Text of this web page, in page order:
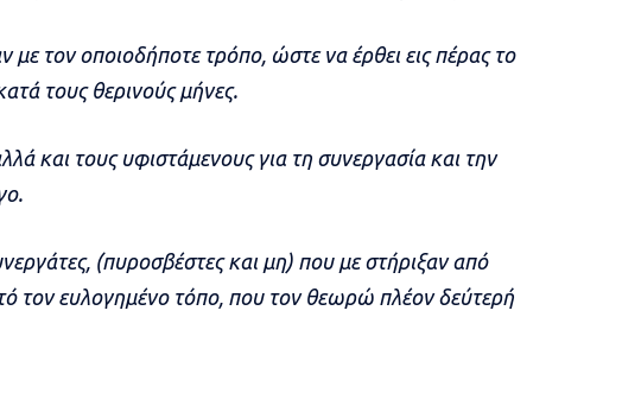
τον οποιοδήποτε τρόπο, ώστε να έρθει εις πέρας το
τους θερινούς μήνες.
και τους υφιστάμενους για τη συνεργασία και την
(πυροσβέστες και μη) που με στήριξαν από
τον ευλογημένο τόπο, που τον θεωρώ πλέον δεύτερή